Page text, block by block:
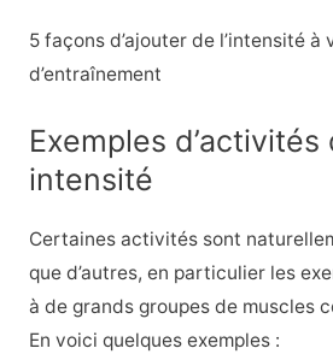
5 façons d’ajouter de l’intensité à
d’entraînement
Exemples
intensité
Certaines activités sont
que d’autres, en particulier les
à de grands groupes de muscles
En voici quelques exemples :